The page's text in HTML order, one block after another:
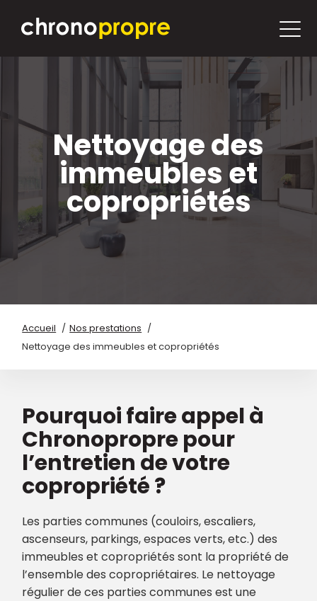
Nettoyage des
immeubles et
copropriétés
Accueil
Nos prestations
Nettoyage des immeubles et copropriétés
Pourquoi faire appel à
Chronopropre pour
l’entretien de votre
copropriété ?
Les parties communes (couloirs, escaliers,
ascenseurs, parkings, espaces verts, etc.) des
immeubles et copropriétés sont la propriété de
l’ensemble des copropriétaires. Le nettoyage
régulier de ces parties communes est une